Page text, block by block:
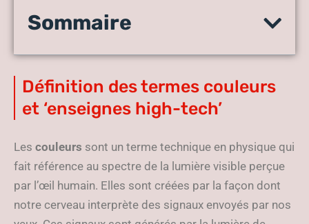
comment les couleurs
des marques ?
Sommaire
Définition des termes couleurs
et ‘enseignes high-tech’
Les couleurs sont un terme technique en physique qui
fait référence au spectre de la lumière visible perçue
par l’œil humain. Elles sont créées par la façon dont
notre cerveau interprète des signaux envoyés par nos